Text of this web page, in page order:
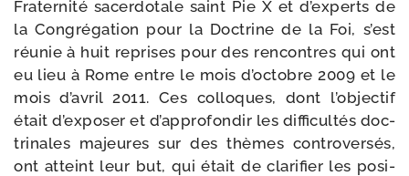
Fraternité sacer­do­tale saint Pie X et d’experts de
la Congrégation pour la Doctrine de la Foi, s’est
réunie à huit reprises pour des ren­contres qui ont
eu lieu à Rome entre le mois d’octobre 2009 et le
mois d’avril 2011. Ces col­loques, dont l’objectif
était d’exposer et d’approfondir les dif­fi­cul­tés doc­
tri­nales majeures sur des thèmes contro­ver­sés,
ont atteint leur but, qui était de cla­ri­fier les posi­